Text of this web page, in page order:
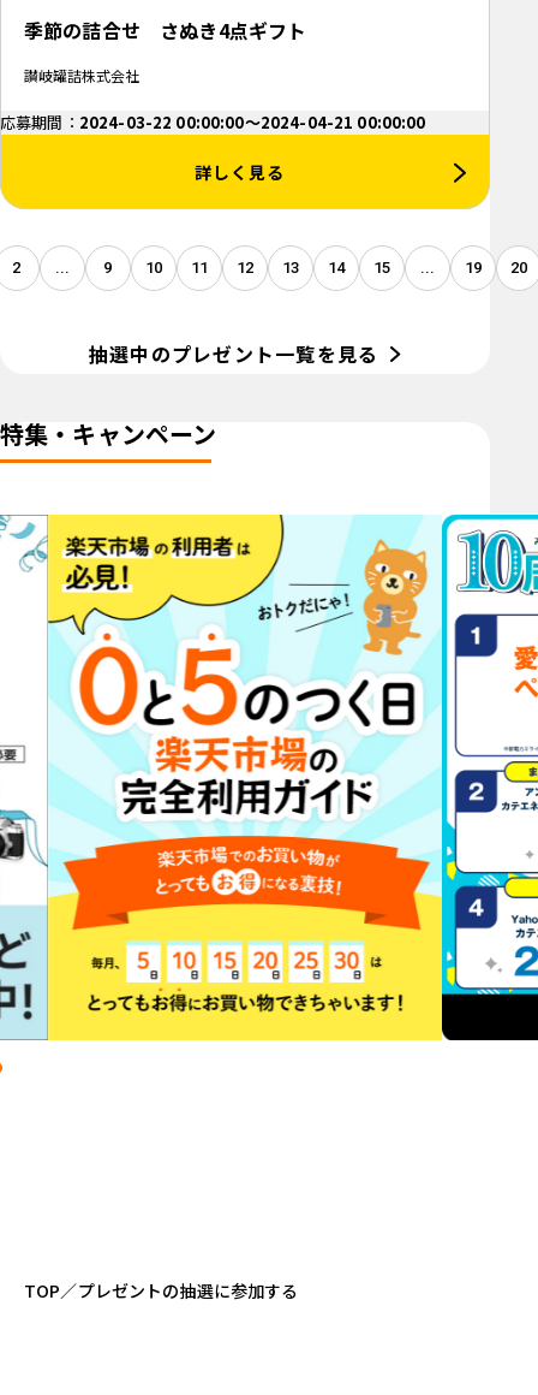
季節の詰合せ さぬき4点ギフト
讃岐罐詰株式会社
応募期間： 2024-03-22 00:00:00～2024-04-21 00:00:00
詳しく見る
2 ... 9 10 11 12 13 14 15 ... 19 20
抽選中のプレゼント一覧を見る
特集・キャンペーン
TOP／プレゼントの抽選に参加する